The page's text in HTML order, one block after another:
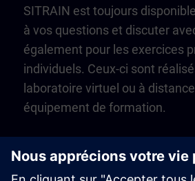
SITRAIN est toujours
à vos questions et discuter
également pour les exercices
individuels. Ceux-ci sont
laboratoire virtuel ou à
équipement de formation.